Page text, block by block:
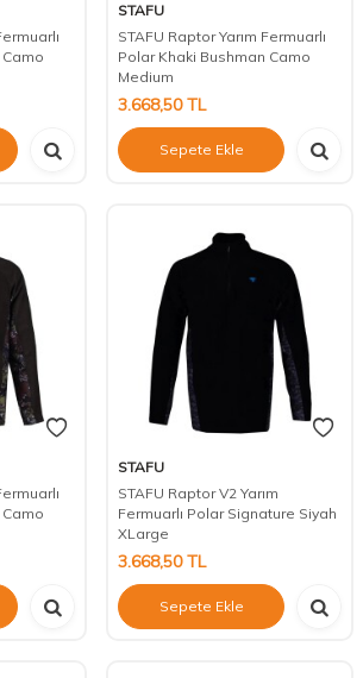
STAFU
STAFU Raptor Yarım Fermuarlı
Polar Khaki Bushman Camo
Medium
3.668,50TL
Sepete Ekle
STAFU
STAFU Raptor V2 Yarım
Fermuarlı Polar Signature Siyah
XLarge
3.668,50TL
Sepete Ekle